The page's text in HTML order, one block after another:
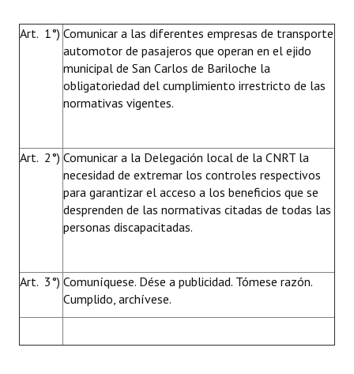
Art. 1°) Comunicar a las diferentes empresas de transporte
automotor de pasajeros que operan en el ejido
municipal de San Carlos de Bariloche la
obligatoriedad del cumplimiento irrestricto de las
normativas vigentes.
Art. 2°) Comunicar a la Delegación local de la CNRT la
necesidad de extremar los controles respectivos
para garantizar el acceso a los beneficios que se
desprenden de las normativas citadas de todas las
personas discapacitadas.
Art. 3°) Comuníquese. Dése a publicidad. Tómese razón.
Cumplido, archívese.